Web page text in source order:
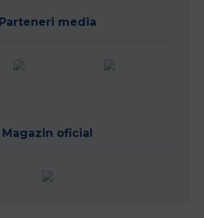
Parteneri media
Magazin oficial